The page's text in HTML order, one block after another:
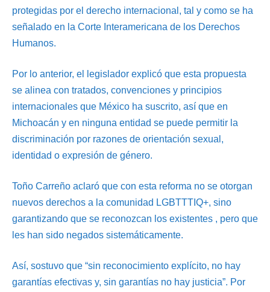
protegidas por el derecho internacional, tal y como se ha
señalado en la Corte Interamericana de los Derechos
Humanos.
Por lo anterior, el legislador explicó que esta propuesta
se alinea con tratados, convenciones y principios
internacionales que México ha suscrito, así que en
Michoacán y en ninguna entidad se puede permitir la
discriminación por razones de orientación sexual,
identidad o expresión de género.
Toño Carreño aclaró que con esta reforma no se otorgan
nuevos derechos a la comunidad LGBTTTIQ+, sino
garantizando que se reconozcan los existentes , pero que
les han sido negados sistemáticamente.
Así, sostuvo que “sin reconocimiento explícito, no hay
garantías efectivas y, sin garantías no hay justicia”. Por